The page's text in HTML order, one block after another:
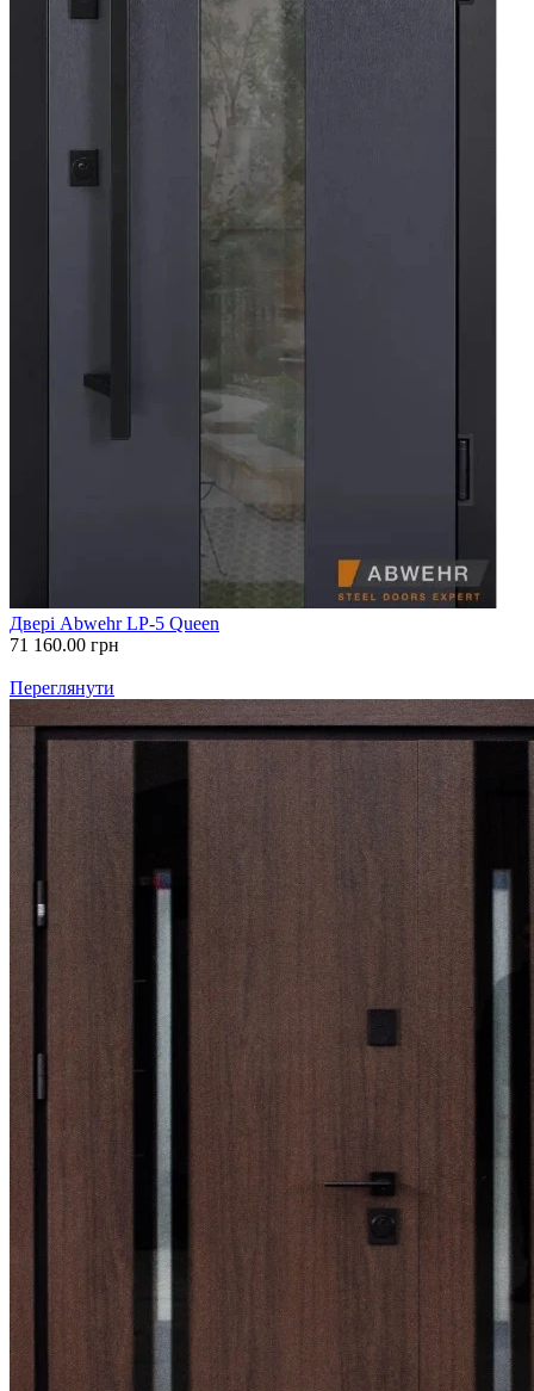
Двері Abwehr LP-5 Queen
71 160.00 грн
Переглянути